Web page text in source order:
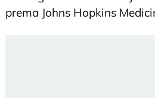
prema Johns Hopkins